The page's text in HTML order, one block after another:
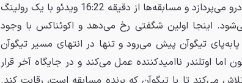
سم ابتدا در این ویدئو به بررسی سه خودرو می‌پردازد و مسابقه‌ها از دقیقه 16:22 ویدئو با یک رولینگ
آغاز می‌شود. اینجا اولین شگفتی رخ می‌دهد و اکوئناکس با وجود
تیگوآن پیش می‌رود و تنها در انتهای مسیر تیگوآن
اوتلندر ناامیدکننده عمل می‌کند و در جایگاه آخر قرار